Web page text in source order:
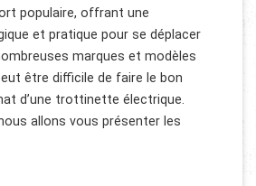
populaire, offrant une
et pratique pour se déplacer
marques et modèles
être difficile de faire le bon
d’une trottinette électrique.
allons vous présenter les
BIEN CHOISIR SA TROTTINETTE